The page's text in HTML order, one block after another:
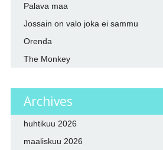
Palava maa
Jossain on valo joka ei sammu
Orenda
The Monkey
Archives
huhtikuu 2026
maaliskuu 2026